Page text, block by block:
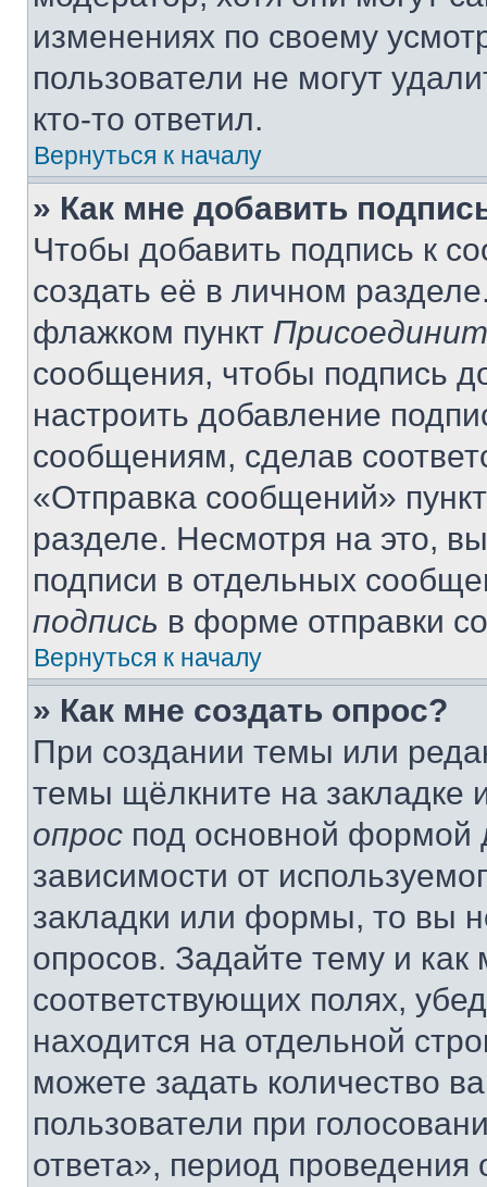
изменениях по своему
пользователи не могут
кто-то ответил.
Вернуться к началу
» Как мне добавить
Чтобы добавить подпись к
создать её в личном
флажком пункт
сообщения, чтобы подпись
настроить добавление
сообщениям, сделав
«Отправка сообщений»
разделе. Несмотря на это,
подписи в отдельных
подпись в форме отправки
Вернуться к началу
» Как мне создать опрос?
При создании темы или
темы щёлкните на
опрос под основной формой
зависимости от
закладки или формы, то вы
опросов. Задайте тему и
соответствующих полях,
находится на отдельной
можете задать количество
пользователи при
ответа», период проведения